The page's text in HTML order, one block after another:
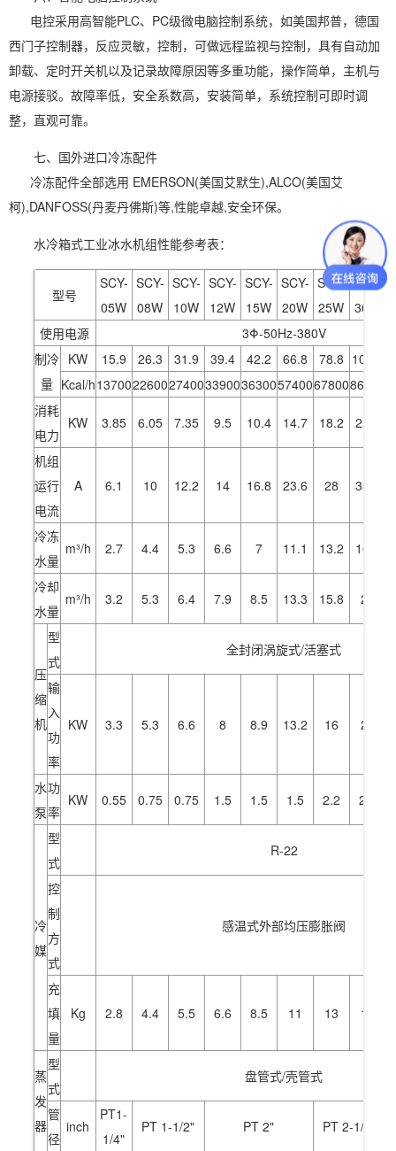
电控采用高智能PLC、PC级微电脑控制系统，如美国邦普，德国
西门子控制器，反应灵敏，控制，可做远程监视与控制，具有自动加
卸载、定时开关机以及记录故障原因等多重功能，操作简单，主机与
电源接驳。故障率低，安全系数高，安装简单，系统控制可即时调
整，直观可靠。
七、国外进口冷冻配件
冷冻配件全部选用 EMERSON(美国艾默生),ALCO(美国艾
柯),DANFOSS(丹麦丹佛斯)等,性能卓越,安全环保。
水冷箱式工业冰水机组性能参考表：
型号
SCY-
05W
SCY-
08W
SCY-
10W
SCY-
12W
SCY-
15W
SCY-
20W
SCY-
25W
SCY-
30W
使用电源
3Φ-50Hz-380V
制冷
量
KW 15.9 26.3 31.9 39.4 42.2 66.8 78.8 100.2
Kcal/h1370022600274003390036300574006780086200
消耗
电力
KW 3.85 6.05 7.35 9.5 10.4 14.7 18.2 22.2
机组
运行
电流
A 6.1 10 12.2 14 16.8 23.6 28 35.4
冷冻
水量
m³/h 2.7 4.4 5.3 6.6 7 11.1 13.2 16.7
冷却
水量
m³/h 3.2 5.3 6.4 7.9 8.5 13.3 15.8 20
压
缩
机
型
式
全封闭涡旋式/活塞式
输
入
功
率
KW 3.3 5.3 6.6 8 8.9 13.2 16 20
水
泵
功
率
KW 0.55 0.75 0.75 1.5 1.5 1.5 2.2 2.2
冷
媒
型
式
R-22
控
制
方
式
感温式外部均压膨胀阀
充
填
量
Kg 2.8 4.4 5.5 6.6 8.5 11 13 16
蒸
发
器
型
式
盘管式/壳管式
管
径
inch
PT1-
1/4"
PT 1-1/2" PT 2" PT 2-1/2"